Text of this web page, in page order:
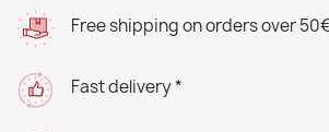
Free shipping on orders over
Fast delivery *